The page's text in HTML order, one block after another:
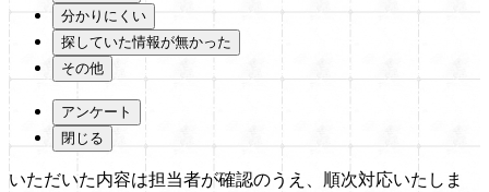
分かりにくい
探していた情報が無かった
その他
アンケート
閉じる
いただいた内容は担当者が確認のうえ、順次対応いたしま